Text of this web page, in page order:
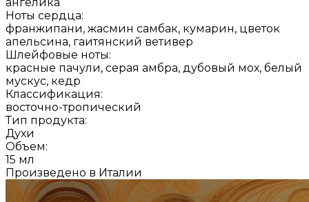
Ноты сердца:
франжипани, жасмин самбак, кумарин, цветок
апельсина, гаитянский ветивер
Шлейфовые ноты:
красные пачули, серая амбра, дубовый мох, белый
мускус, кедр
Классификация:
восточно-тропический
Тип продукта:
Духи
Объем:
15 мл
Произведено в Италии